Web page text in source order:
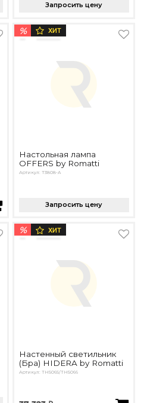
Запросить цену
% ХИТ
Настольная лампа
OFFERS by Romatti
Артикул: T3808-A
Запросить цену
% ХИТ
Настенный светильник
(Бра) HIDERA by Romatti
Артикул: TH5065/TH5066